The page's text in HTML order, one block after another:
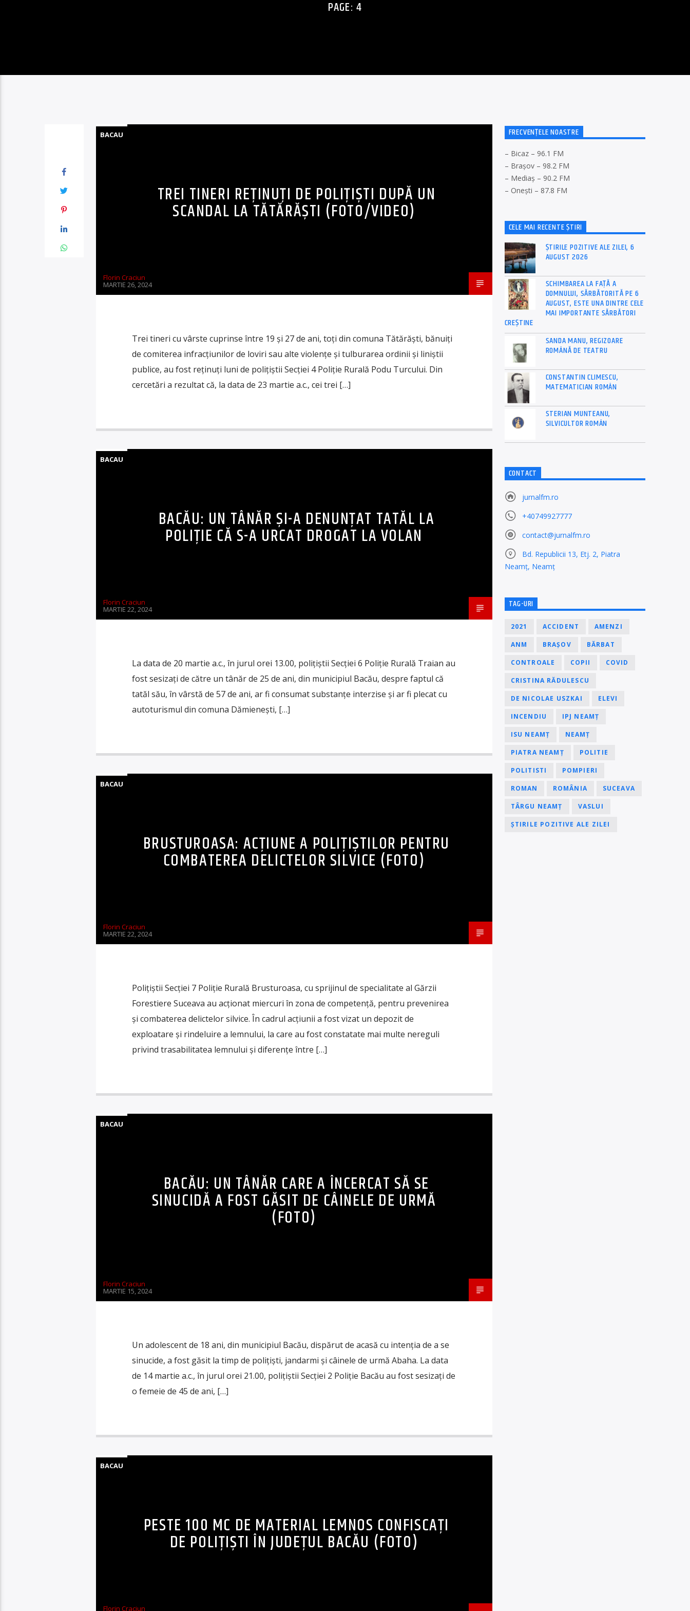
PAGE: 4
BACAU
TREI TINERI REȚINUȚI DE POLIȚIȘTI DUPĂ UN
SCANDAL LA TĂTĂRĂȘTI (FOTO/VIDEO)
Florin Craciun
MARTIE 26, 2024
Trei tineri cu vârste cuprinse între 19 și 27 de ani, toți din comuna Tătărăști, bănuiți
de comiterea infracțiunilor de loviri sau alte violențe și tulburarea ordinii și liniștii
publice, au fost reținuți luni de polițiștii Secției 4 Poliție Rurală Podu Turcului. Din
cercetări a rezultat că, la data de 23 martie a.c., cei trei […]
BACAU
BACĂU: UN TÂNĂR ȘI-A DENUNȚAT TATĂL LA
POLIȚIE CĂ S-A URCAT DROGAT LA VOLAN
Florin Craciun
MARTIE 22, 2024
La data de 20 martie a.c., în jurul orei 13.00, polițiștii Secției 6 Poliție Rurală Traian au
fost sesizați de către un tânăr de 25 de ani, din municipiul Bacău, despre faptul că
tatăl său, în vârstă de 57 de ani, ar fi consumat substanțe interzise și ar fi plecat cu
autoturismul din comuna Dămienești, […]
BACAU
BRUSTUROASA: ACȚIUNE A POLIȚIȘTILOR PENTRU
COMBATEREA DELICTELOR SILVICE (FOTO)
Florin Craciun
MARTIE 22, 2024
Polițiștii Secției 7 Poliție Rurală Brusturoasa, cu sprijinul de specialitate al Gărzii
Forestiere Suceava au acţionat miercuri în zona de competență, pentru prevenirea
și combaterea delictelor silvice. În cadrul acțiunii a fost vizat un depozit de
exploatare și rindeluire a lemnului, la care au fost constatate mai multe nereguli
privind trasabilitatea lemnului și diferențe între […]
BACAU
BACĂU: UN TÂNĂR CARE A ÎNCERCAT SĂ SE
SINUCIDĂ A FOST GĂSIT DE CÂINELE DE URMĂ
(FOTO)
Florin Craciun
MARTIE 15, 2024
Un adolescent de 18 ani, din municipiul Bacău, dispărut de acasă cu intenția de a se
sinucide, a fost găsit la timp de polițiști, jandarmi și câinele de urmă Abaha. La data
de 14 martie a.c., în jurul orei 21.00, poliţiştii Secției 2 Poliție Bacău au fost sesizaţi de
o femeie de 45 de ani, […]
BACAU
PESTE 100 MC DE MATERIAL LEMNOS CONFISCAȚI
DE POLIȚIȘTI ÎN JUDEȚUL BACĂU (FOTO)
Florin Craciun
FRECVENȚELE NOASTRE
– Bicaz – 96.1 FM
– Brașov – 98.2 FM
– Mediaș – 90.2 FM
– Onești – 87.8 FM
CELE MAI RECENTE ȘTIRI
ȘTIRILE POZITIVE ALE ZILEI, 6
AUGUST 2026
SCHIMBAREA LA FAȚĂ A
DOMNULUI, SĂRBĂTORITĂ PE 6
AUGUST, ESTE UNA DINTRE CELE
MAI IMPORTANTE SĂRBĂTORI
CREȘTINE
SANDA MANU, REGIZOARE
ROMÂNĂ DE TEATRU
CONSTANTIN CLIMESCU,
MATEMATICIAN ROMÂN
STERIAN MUNTEANU,
SILVICULTOR ROMÂN
CONTACT
jurnalfm.ro
+40749927777
contact@jurnalfm.ro
Bd. Republicii 13, Etj. 2, Piatra
Neamț, Neamț
TAG-URI
2021 ACCIDENT AMENZI
ANM BRAȘOV BĂRBAT
CONTROALE COPII COVID
CRISTINA RĂDULESCU
DE NICOLAE USZKAI ELEVI
INCENDIU IPJ NEAMȚ
ISU NEAMȚ NEAMȚ
PIATRA NEAMȚ POLITIE
POLITISTI POMPIERI
ROMAN ROMÂNIA SUCEAVA
TÂRGU NEAMȚ VASLUI
ȘTIRILE POZITIVE ALE ZILEI